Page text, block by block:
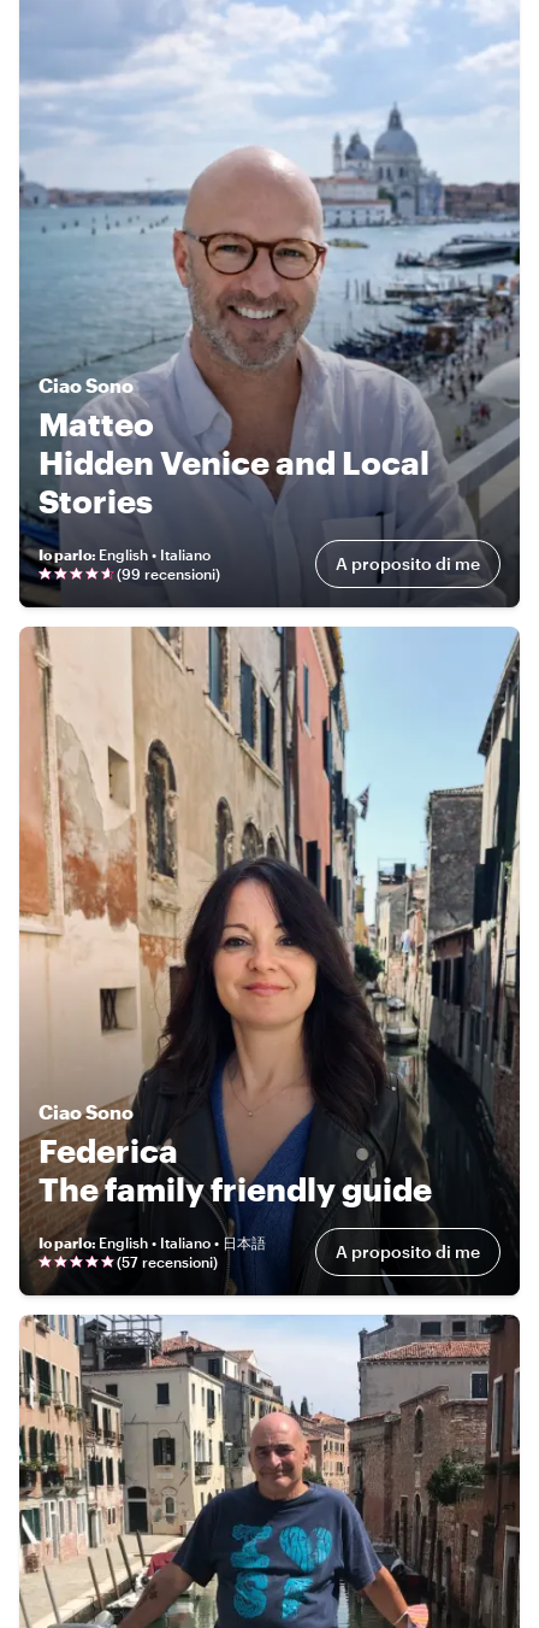
CiaoSono
Matteo
Hidden Venice and Local
Stories
Io parlo: English • Italiano
(99 recensioni) A proposito di me
CiaoSono
Federica
The family friendly guide
Io parlo: English • Italiano • 日本語
(57 recensioni) A proposito di me